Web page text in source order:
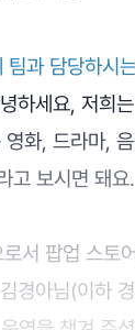
과 담당하시
하세요, 저희
화, 드라마,
고 보시면 돼요.
서 팝업 스토
경아님(이하